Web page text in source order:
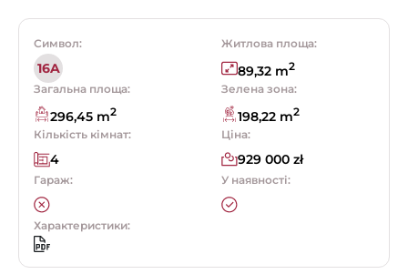
Символ:
16A
Житлова площа:
89,32 m2
Загальна площа:
296,45 m2
Зелена зона:
198,22 m2
Кількість кімнат:
4
Ціна:
929 000 zł
Гараж: У наявності:
Характеристики: